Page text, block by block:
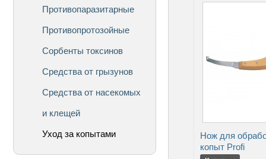
Противопаразитарные
Противопротозойные
Сорбенты токсинов
Средства от грызунов
Средства от насекомых
и клещей
Уход за копытами
Нож для
копыт Profi